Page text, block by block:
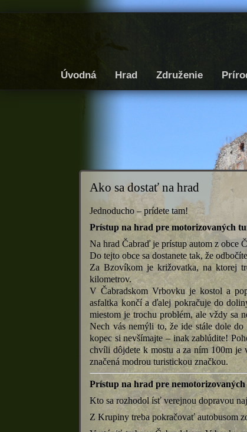
Úvodná Hrad Združenie
Ako sa dostať na hrad
Jednoducho – prídete tam!
Prístup na hrad premotorizovaných
Na hrad Čabraď je prístup autom z obce
Do tejto obce sa dostanete tak, že
Za Bzovíkom je križovatka, na ktorej
kilometrov.
V Čabradskom Vrbovku je kostol a
asfaltka končí a ďalej pokračuje do
miestom je trochu problém, ale vždy sa
Nech vás nemýli to, že ide stále dole do
kopec si nevšímajte – inak zablúdite!
chvíli dôjdete k mostu a za ním 100m je
značená modrou turistickou značkou.
Prístup na hrad prenemotorizovaných
Kto sa rozhodol ísť verejnou dopravou
Z Krupiny treba pokračovať autobusom